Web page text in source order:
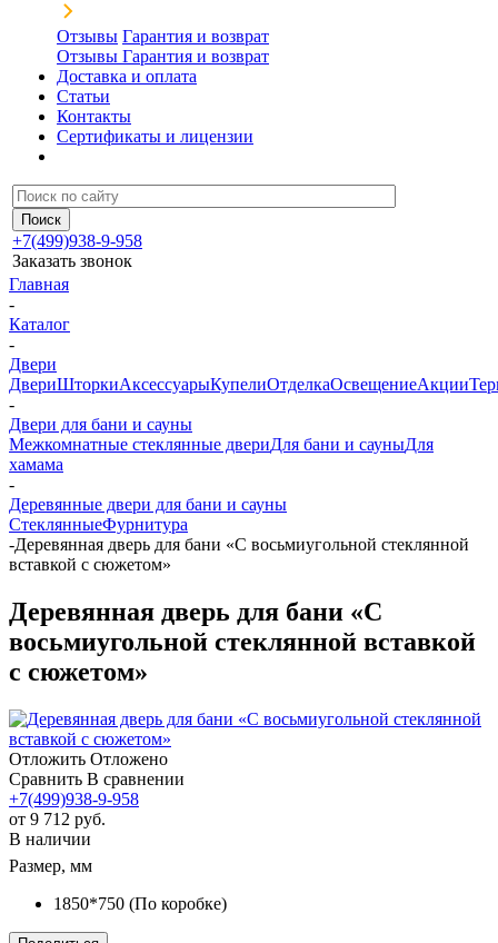
Отзывы Гарантия и возврат
Отзывы Гарантия и возврат
Доставка и оплата
Статьи
Контакты
Сертификаты и лицензии
+7(499)938-9-958
Заказать звонок
Главная
-
Каталог
-
Двери
ДвериШторкиАксессуарыКупелиОтделкаОсвещениеАкции
-
Двери для бани и сауны
Межкомнатные стеклянные двериДля бани и сауныДля
хамама
-
Деревянные двери для бани и сауны
СтеклянныеФурнитура
-Деревянная дверь для бани «С восьмиугольной стеклянной
вставкой с сюжетом»
Деревянная дверь для бани «С
восьмиугольной стеклянной вставкой
с сюжетом»
Отложить Отложено
Сравнить В сравнении
+7(499)938-9-958
от 9 712 руб.
В наличии
Размер, мм
1850*750 (По коробке)